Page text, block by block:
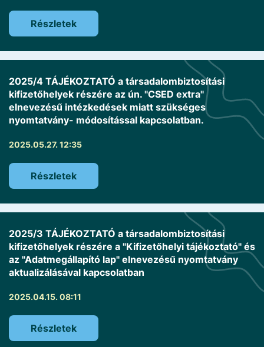
Részletek
2025/4 TÁJÉKOZTATÓ a társadalombiztosítási
kifizetőhelyek részére az ún. "CSED extra"
elnevezésű intézkedések miatt szükséges
nyomtatvány- módosítással kapcsolatban.
2025.05.27. 12:35
Részletek
2025/3 TÁJÉKOZTATÓ a társadalombiztosítási
kifizetőhelyek részére a "Kifizetőhelyi tájékoztató" és
az "Adatmegállapító lap" elnevezésű nyomtatvány
aktualizálásával kapcsolatban
2025.04.15. 08:11
Részletek